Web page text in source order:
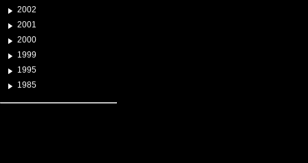
2002
2001
2000
1999
1995
1985